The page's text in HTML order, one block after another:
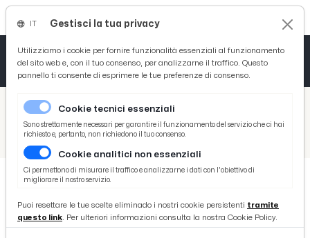
/ Picenotime
/ Ascoli Time
Pisa-Ascoli 1-0: le voci di Aquilani, amministratore delegato Corrado e ds Stefanelli in sala stampa
Pisa-Ascoli 1-0: le voci di Aquilani,
Gestisci la tua privacy
Utilizziamo i cookie per fornire funzionalità essenziali al funzionamento
del sito web e, con il tuo consenso, per analizzarne il traffico. Questo
pannello ti consente di esprimere le tue preferenze di consenso.
Cookie tecnici essenziali
Sono strettamente necessari per garantire il funzionamento del servizio che ci hai
richiesto e, pertanto, non richiedono il tuo consenso.
Cookie analitici non essenziali
Ci permettono di misurare il traffico e analizzarne i dati con l'obiettivo di
migliorare il nostro servizio.
Puoi resettare le tue scelte eliminado i nostri cookie persistenti tramite
questo link. Per ulteriori informazioni consulta la nostra Cookie Policy.
Tutto News
Tutto Sport
Basket
Ciclismo
Tutto Curiosità